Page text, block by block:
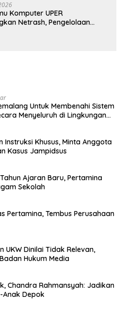
Komputer UPER
Netrash, Pengelolaan
Untuk Membenahi Sistem
Menyeluruh di Lingkungan
Instruksi Khusus, Minta Anggota
Kasus Jampidsus
Ajaran Baru, Pertamina
Sekolah
Pertamina, Tembus Perusahaan
UKW Dinilai Tidak Relevan,
Hukum Media
Chandra Rahmansyah: Jadikan
Depok